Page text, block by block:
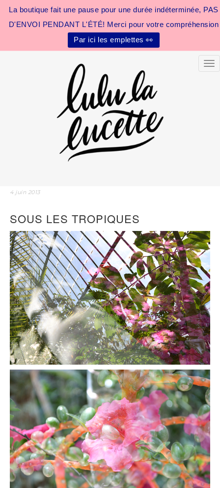
La boutique fait une pause pour une durée indéterminée, PAS
D'ENVOI PENDANT L'ÉTÉ! Merci pour votre compréhension
Par ici les emplettes 👀
4 juin 2013
SOUS LES TROPIQUES